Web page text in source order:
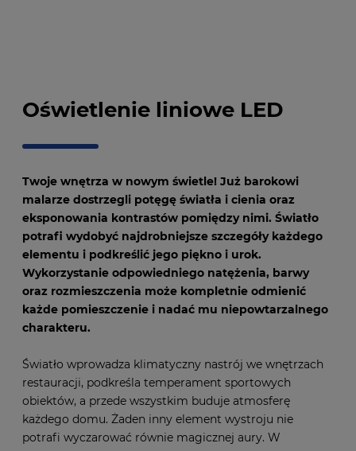
Oświetlenie liniowe LED
Twoje wnętrza w nowym świetle! Już barokowi
malarze dostrzegli potęgę światła i cienia oraz
eksponowania kontrastów pomiędzy nimi. Światło
potrafi wydobyć najdrobniejsze szczegóły każdego
elementu i podkreślić jego piękno i urok.
Wykorzystanie odpowiedniego natężenia, barwy
oraz rozmieszczenia może kompletnie odmienić
każde pomieszczenie i nadać mu niepowtarzalnego
charakteru.
Światło wprowadza klimatyczny nastrój we wnętrzach
restauracji, podkreśla temperament sportowych
obiektów, a przede wszystkim buduje atmosferę
każdego domu. Żaden inny element wystroju nie
potrafi wyczarować równie magicznej aury. W